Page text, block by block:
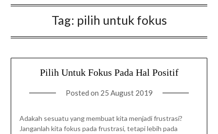
Tag: pilih untuk fokus
Pilih Untuk Fokus Pada Hal Positif
Posted on 25 August 2019
Adakah sesuatu yang membuat kita menjadi frustrasi?
Janganlah kita fokus pada frustrasi, tetapi lebih pada